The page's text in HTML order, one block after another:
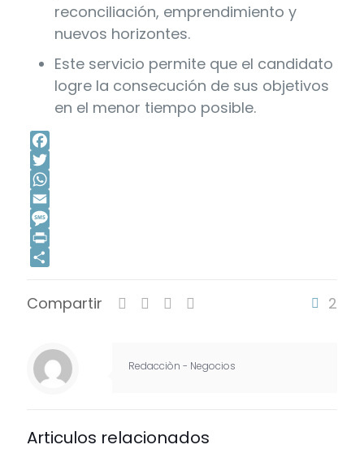
reconciliación, emprendimiento y
nuevos horizontes.
Este servicio permite que el candidato
logre la consecución de sus objetivos
en el menor tiempo posible.
Facebook
Twitter
WhatsApp
Email
Message
Print
Compartir
2
Redacciòn - Negocios
Articulos relacionados